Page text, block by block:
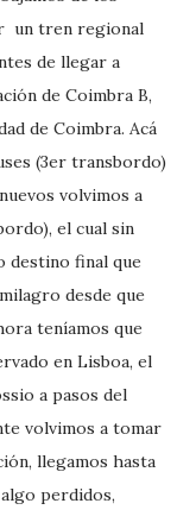
un tren regional
de llegar a
de Coimbra B,
de Coimbra. Acá
(3er transbordo)
volvimos a
el cual sin
destino final que
desde que
teníamos que
en Lisboa, el
a pasos del
volvimos a tomar
llegamos hasta
perdidos,